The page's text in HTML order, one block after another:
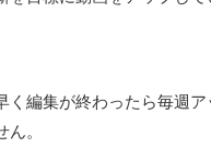
く編集が終わったら毎週
。